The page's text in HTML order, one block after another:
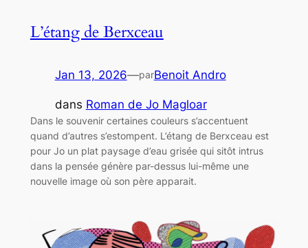
L’étang de Berxceau
Jan 13, 2026—parBenoit Andro
dans Roman de Jo Magloar
Dans le souvenir certaines couleurs s’accentuent
quand d’autres s’estompent. L’étang de Berxceau est
pour Jo un plat paysage d’eau grisée qui sitôt intrus
dans la pensée génère par-dessus lui-même une
nouvelle image où son père apparait.